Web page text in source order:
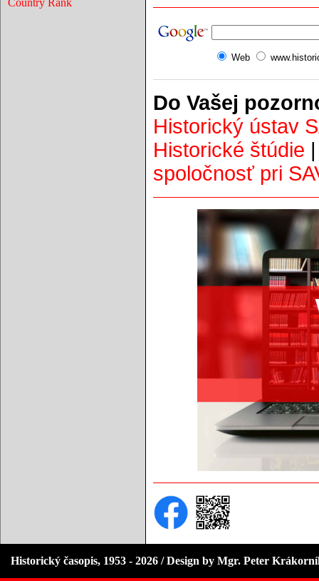
Web
Do Vašej
Historický ústav
Historické štúdie
spoločnosť pri
Historický časopis, 1953 - 2026 / Design by Mgr. Peter